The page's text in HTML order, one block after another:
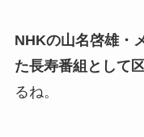
NHKの山名啓雄・
た長寿番組として
るね。